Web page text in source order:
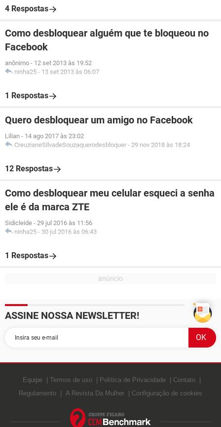
4 Respostas
Como desbloquear alguém que te bloqueou no
Facebook
anônimo - 12 set 2013 às 19:52
ninha25 - 13 set 2013 às 06:07
1 Respostas
Quero desbloquear um amigo no Facebook
Lilian - 14 ago 2017 às 23:02
CreuzianeSilvadeSouzaquerodesbloquer - 29 nov 2018 às 18:24
12 Respostas
Como desbloquear meu celular esqueci a senha
ele é da marca ZTE
Sidicleide - 29 jul 2016 às 11:56
ninha25 - 30 jul 2016 às 06:43
1 Respostas
ASSINE NOSSA NEWSLETTER!
Equipe Termos de uso Política de Privacidade
Contato
Regulamento
A Revista Da Mulher Configuração de cookies